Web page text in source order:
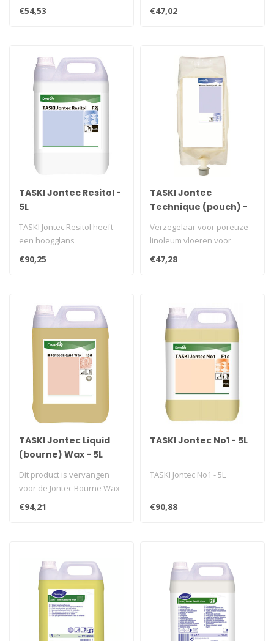
waterbestendige harde
vloeren. Te geb..
€54,53
voor waterbestendige
vloeren..
€47,02
TASKI Jontec Resitol -
5L
TASKI Jontec Resitol heeft
een hoogglans
polymeerdispersie en is
alcoholbestendi..
€90,25
TASKI Jontec
Technique (pouch) -
Verzegelaar voor poreuze
linoleum vloeren voor
gebruik in de ProSpeed
Applicator..
€47,28
TASKI Jontec Liquid
(bourne) Wax - 5L
Dit product is vervangen
voor de Jontec Bourne Wax
€94,21
TASKI Jontec No1 - 5L
TASKI Jontec No1 - 5L
€90,88